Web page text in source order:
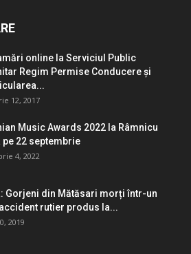
online la Serviciul Public
Regim Permise Conducere şi
12, 2017
Music Awards 2022 la Râmnicu
pe 22 septembrie
4, 2022
Gorjeni din Mătăsari morți într-un
rutier produs la...
2019